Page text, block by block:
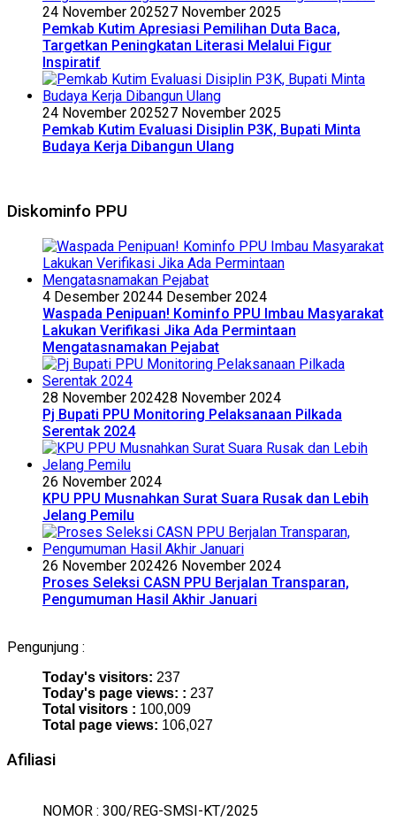
24 November 202527 November 2025
Pemkab Kutim Apresiasi Pemilihan Duta Baca,
Targetkan Peningkatan Literasi Melalui Figur
Inspiratif
24 November 202527 November 2025
Pemkab Kutim Evaluasi Disiplin P3K, Bupati Minta
Budaya Kerja Dibangun Ulang
Diskominfo PPU
4 Desember 20244 Desember 2024
Waspada Penipuan! Kominfo PPU Imbau Masyarakat
Lakukan Verifikasi Jika Ada Permintaan
Mengatasnamakan Pejabat
28 November 202428 November 2024
Pj Bupati PPU Monitoring Pelaksanaan Pilkada
Serentak 2024
26 November 2024
KPU PPU Musnahkan Surat Suara Rusak dan Lebih
Jelang Pemilu
26 November 202426 November 2024
Proses Seleksi CASN PPU Berjalan Transparan,
Pengumuman Hasil Akhir Januari
Pengunjung :
Today's visitors: 237
Today's page views: : 237
Total visitors : 100,009
Total page views: 106,027
Afiliasi
NOMOR : 300/REG-SMSI-KT/2025